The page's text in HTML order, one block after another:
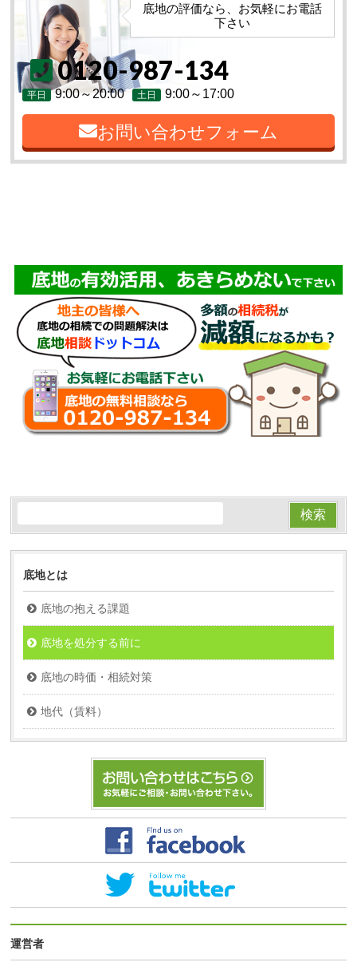
底地の評価なら、お気軽にお電話
下さい
0120-987-134
平日 9:00～20:00 土日 9:00～17:00
お問い合わせフォーム
底地とは
底地の抱える課題
底地を処分する前に
底地の時価・相続対策
地代（賃料）
運営者